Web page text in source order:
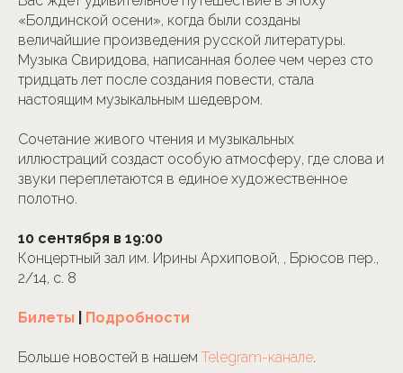
«Болдинской осени», когда были созданы
величайшие произведения русской литературы.
Музыка Свиридова, написанная более чем через сто
тридцать лет после создания повести, стала
настоящим музыкальным шедевром.
Сочетание живого чтения и музыкальных
иллюстраций создаст особую атмосферу, где слова и
звуки переплетаются в единое художественное
полотно.
10 сентября в 19:00
Концертный зал им. Ирины Архиповой, , Брюсов пер.,
2/14, с. 8
Билеты Подробности
Больше новостей в нашем Telegram-канале.